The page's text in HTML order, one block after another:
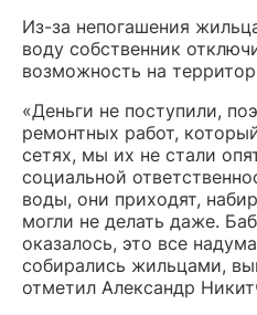
Из-за непогашения
воду собственник
возможность на
«Деньги не поступили,
ремонтных работ,
сетях, мы их не стали
социальной
воды, они приходят,
могли не делать даже.
оказалось, это все
собирались жильцами,
отметил Александр